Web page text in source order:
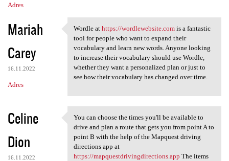
Adres
Mariah
Carey
16.11.2022
Adres
Wordle at https:/
Wordle at https://wordlewebsite.comis a fantastic
tool for people who want to expand their
vocabulary and learn new words. Anyone looking
to increase their vocabulary should use Wordle,
whether they want a personalized plan or just to
see how their vocabulary has changed over time.
Celine
Dion
16.11.2022
You can choose the times you
You can choose the times you'll be available to
drive and plan a route that gets you from point A to
point B with the help of the Mapquest driving
directions app at
https://mapquestdrivingdirections.app The items